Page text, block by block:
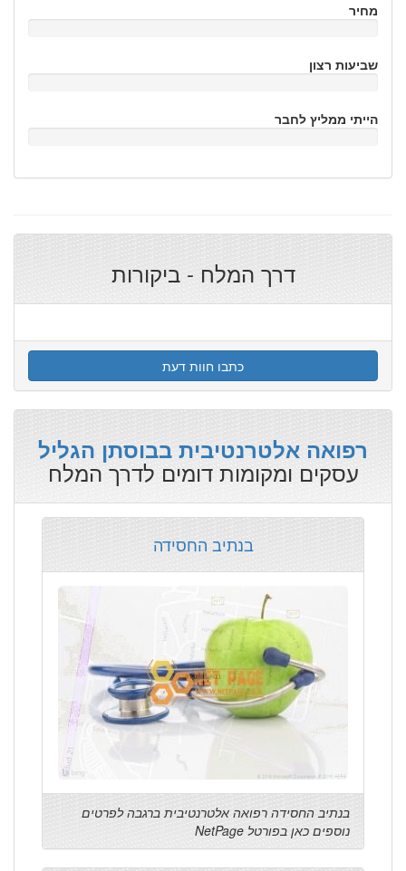
מחיר
שביעות רצון
הייתי ממליץ לחבר
דרך המלח - ביקורות
כתבו חוות דעת
רפואה אלטרנטיבית בבוסתן הגליל
עסקים ומקומות דומים לדרך המלח
בנתיב החסידה
בנתיב החסידה רפואה אלטרנטיבית ברגבה לפרטים
נוספים כאן בפורטל NetPage